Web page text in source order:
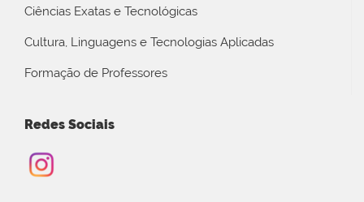
Ciências Exatas e Tecnológicas
Cultura, Linguagens e Tecnologias Aplicadas
Formação de Professores
Redes Sociais